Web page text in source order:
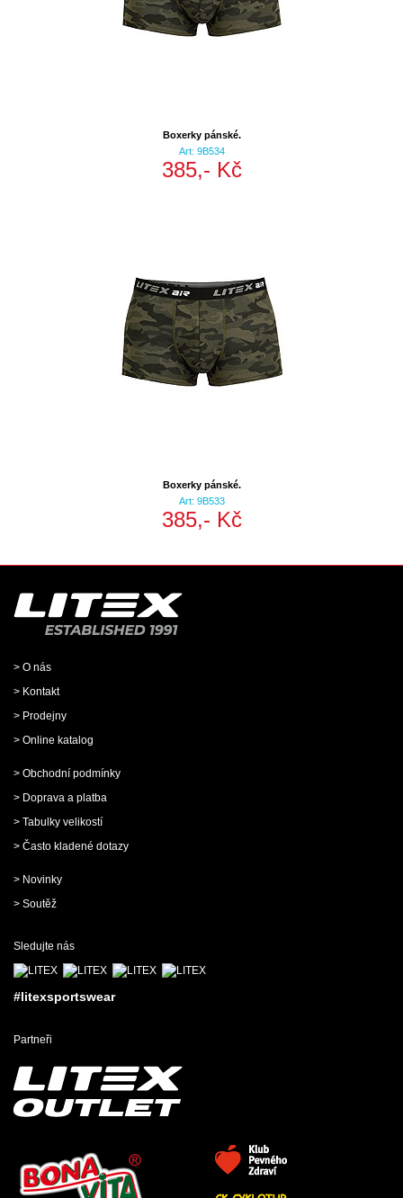
Boxerky pánské.
Art: 9B534
385,- Kč
Boxerky pánské.
Art: 9B533
385,- Kč
> O nás
> Kontakt
> Prodejny
> Online katalog
> Obchodní podmínky
> Doprava a platba
> Tabulky velikostí
> Často kladené dotazy
> Novinky
> Soutěž
Sledujte nás
#litexsportswear
Partneři